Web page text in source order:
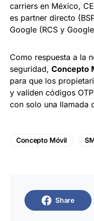
carriers en México,
es partner directo
Google (RCS y
Como respuesta a la
seguridad, Concepto
para que los
y validen códigos
con solo una llamada
Concepto Móvil
Share